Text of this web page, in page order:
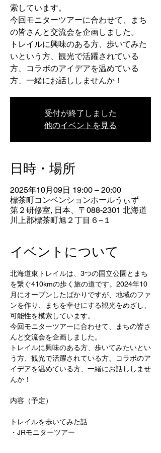
索しています。
今回モニターツアーに合わせて、まち
の皆さんと交流会を企画しました。
トレイルに興味のある方、歩いてみた
いという方、観光で活躍されている
方、コラボのアイデアを温めている
方、一緒にお話ししませんか！
受付が終了しました
他のイベントを見る
日時・場所
2025年10月09日 19:00 – 20:00
標茶町コンベンションホールうぃず
第２研修室, 日本、〒088-2301 北海道
川上郡標茶町旭２丁目６−１
イベントについて
北海道東トレイルは、3つの国立公園とまち
を繋ぐ410kmの歩く旅の道です。2024年10
月にオープンしたばかりですが、地域のファ
ンを作り、まちを幸せにする観光をめざし、
可能性を模索しています。
今回モニターツアーに合わせて、まちの皆さ
んと交流会を企画しました。
トレイルに興味のある方、歩いてみたいとい
う方、観光で活躍されている方、コラボのア
イデアを温めている方、一緒にお話ししませ
んか！
内容（予定）
トレイルを歩いてみた話
・JRモニターツアー